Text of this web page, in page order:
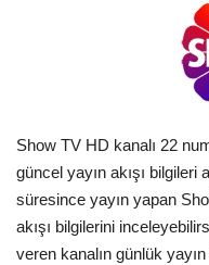
Show TV HD kanalı 22
güncel yayın akışı bilgileri
süresince yayın yapan
akışı bilgilerini
veren kanalın günlük